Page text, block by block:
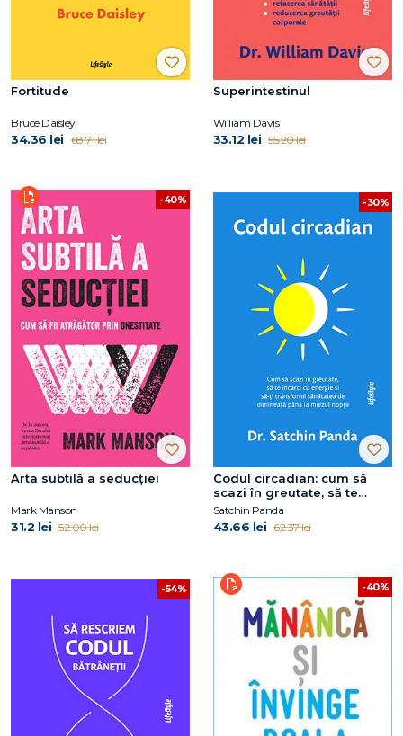
Fortitude
Bruce Daisley
34.36 lei 68.71 lei
Superintestinul
William Davis
33.12 lei 55.20 lei
-40%
Arta subtilă a seducţiei
Mark Manson
31.2 lei 52.00 lei
-30%
Codul circadian: cum să
scazi în greutate, să te
încarci cu energie și să-ți
transformi sănătatea de
dimineață până la miezul
Satchin Panda
43.66 lei 62.37 lei
-54% -40%